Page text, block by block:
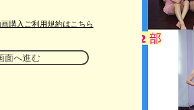
購入ご利用規約はこちら
面へ進む